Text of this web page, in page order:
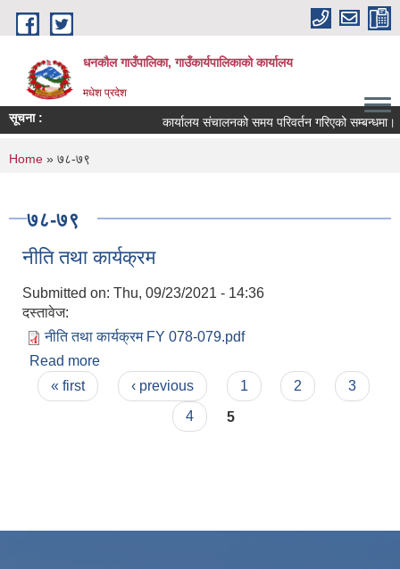
Skip to main content
धनकौल गाउँपालिका, गाउँकार्यपालिकाको कार्यालय
मधेश प्रदेश
सूचना : कार्यालय संचालनको समय परिवर्तन गरिएको सम्बन्धमा।
You are here
Home » ७८-७९
७८-७९
नीति तथा कार्यक्रम
Submitted on: Thu, 09/23/2021 - 14:36
दस्तावेज:
नीति तथा कार्यक्रम FY 078-079.pdf
Read more
Pages
« first ‹ previous 1 2
3
4
5